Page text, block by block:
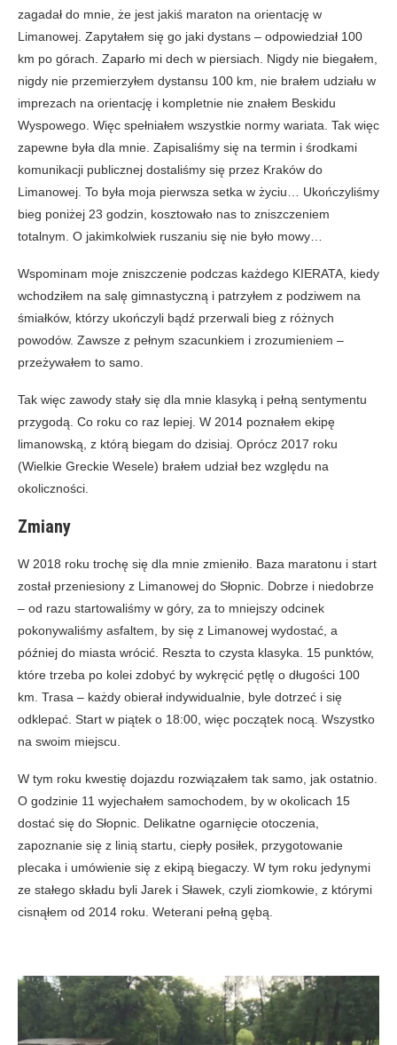
zagadał do mnie, że jest jakiś maraton na orientację w
Limanowej. Zapytałem się go jaki dystans – odpowiedział 100
km po górach. Zaparło mi dech w piersiach. Nigdy nie biegałem,
nigdy nie przemierzyłem dystansu 100 km, nie brałem udziału w
imprezach na orientację i kompletnie nie znałem Beskidu
Wyspowego. Więc spełniałem wszystkie normy wariata. Tak więc
zapewne była dla mnie. Zapisaliśmy się na termin i środkami
komunikacji publicznej dostaliśmy się przez Kraków do
Limanowej. To była moja pierwsza setka w życiu… Ukończyliśmy
bieg poniżej 23 godzin, kosztowało nas to zniszczeniem
totalnym. O jakimkolwiek ruszaniu się nie było mowy…
Wspominam moje zniszczenie podczas każdego KIERATA, kiedy
wchodziłem na salę gimnastyczną i patrzyłem z podziwem na
śmiałków, którzy ukończyli bądź przerwali bieg z różnych
powodów. Zawsze z pełnym szacunkiem i zrozumieniem –
przeżywałem to samo.
Tak więc zawody stały się dla mnie klasyką i pełną sentymentu
przygodą. Co roku co raz lepiej. W 2014 poznałem ekipę
limanowską, z którą biegam do dzisiaj. Oprócz 2017 roku
(Wielkie Greckie Wesele) brałem udział bez względu na
okoliczności.
Zmiany
W 2018 roku trochę się dla mnie zmieniło. Baza maratonu i start
został przeniesiony z Limanowej do Słopnic. Dobrze i niedobrze
– od razu startowaliśmy w góry, za to mniejszy odcinek
pokonywaliśmy asfaltem, by się z Limanowej wydostać, a
później do miasta wrócić. Reszta to czysta klasyka. 15 punktów,
które trzeba po kolei zdobyć by wykręcić pętlę o długości 100
km. Trasa – każdy obierał indywidualnie, byle dotrzeć i się
odklepać. Start w piątek o 18:00, więc początek nocą. Wszystko
na swoim miejscu.
W tym roku kwestię dojazdu rozwiązałem tak samo, jak ostatnio.
O godzinie 11 wyjechałem samochodem, by w okolicach 15
dostać się do Słopnic. Delikatne ogarnięcie otoczenia,
zapoznanie się z linią startu, ciepły posiłek, przygotowanie
plecaka i umówienie się z ekipą biegaczy. W tym roku jedynymi
ze stałego składu byli Jarek i Sławek, czyli ziomkowie, z którymi
cisnąłem od 2014 roku. Weterani pełną gębą.